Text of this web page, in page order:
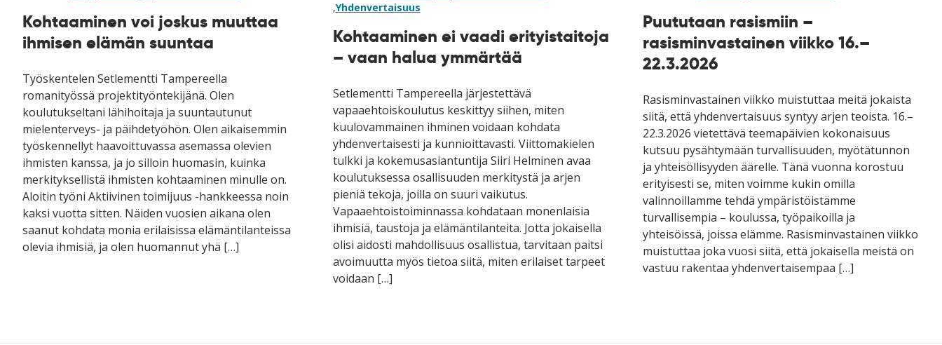
Kohtaaminen voi joskus muuttaa
ihmisen elämän suuntaa
Työskentelen Setlementti Tampereella
romanityössä projektityöntekijänä. Olen
koulutukseltani lähihoitaja ja suuntautunut
mielenterveys- ja päihdetyöhön. Olen aikaisemmin
työskennellyt haavoittuvassa asemassa olevien
ihmisten kanssa, ja jo silloin huomasin, kuinka
merkityksellistä ihmisten kohtaaminen minulle on.
Aloitin työni Aktiivinen toimijuus -hankkeessa noin
kaksi vuotta sitten. Näiden vuosien aikana olen
saanut kohdata monia erilaisissa elämäntilanteissa
olevia ihmisiä, ja olen huomannut yhä […]
,Yhdenvertaisuus
Kohtaaminen ei vaadi erityistaitoja
– vaan halua ymmärtää
Setlementti Tampereella järjestettävä
vapaaehtoiskoulutus keskittyy siihen, miten
kuulovammainen ihminen voidaan kohdata
yhdenvertaisesti ja kunnioittavasti. Viittomakielen
tulkki ja kokemusasiantuntija Siiri Helminen avaa
koulutuksessa osallisuuden merkitystä ja arjen
pieniä tekoja, joilla on suuri vaikutus.
Vapaaehtoistoiminnassa kohdataan monenlaisia
ihmisiä, taustoja ja elämäntilanteita. Jotta jokaisella
olisi aidosti mahdollisuus osallistua, tarvitaan paitsi
avoimuutta myös tietoa siitä, miten erilaiset tarpeet
voidaan […]
Puututaan rasismiin –
rasisminvastainen viikko 16.–
22.3.2026
Rasisminvastainen viikko muistuttaa meitä jokaista
siitä, että yhdenvertaisuus syntyy arjen teoista. 16.–
22.3.2026 vietettävä teemapäivien kokonaisuus
kutsuu pysähtymään turvallisuuden, myötätunnon
ja yhteisöllisyyden äärelle. Tänä vuonna korostuu
erityisesti se, miten voimme kukin omilla
valinnoillamme tehdä ympäristöistämme
turvallisempia – koulussa, työpaikoilla ja
yhteisöissä, joissa elämme. Rasisminvastainen viikko
muistuttaa joka vuosi siitä, että jokaisella meistä on
vastuu rakentaa yhdenvertaisempaa […]